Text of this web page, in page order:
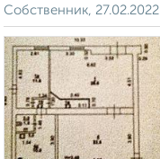
Собственник, 27.02.2022